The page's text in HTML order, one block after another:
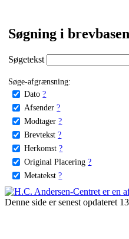
Søgning i brevbasen
Søgetekst
Søge-afgrænsning:
Dato ?
Afsender ?
Modtager ?
Brevtekst ?
Herkomst ?
Original Placering ?
Metatekst ?
Denne side er senest opdateret